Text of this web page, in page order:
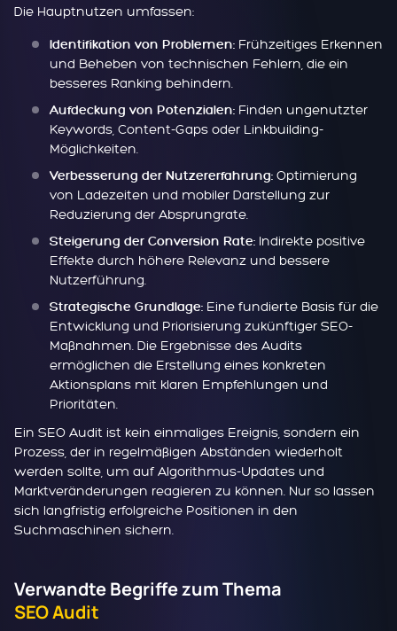
Die Hauptnutzen umfassen:
Identifikation von Problemen: Frühzeitiges Erkennen
und Beheben von technischen Fehlern, die ein
besseres Ranking behindern.
Aufdeckung von Potenzialen: Finden ungenutzter
Keywords, Content-Gaps oder Linkbuilding-
Möglichkeiten.
Verbesserung der Nutzererfahrung: Optimierung
von Ladezeiten und mobiler Darstellung zur
Reduzierung der Absprungrate.
Steigerung der Conversion Rate: Indirekte positive
Effekte durch höhere Relevanz und bessere
Nutzerführung.
Strategische Grundlage: Eine fundierte Basis für die
Entwicklung und Priorisierung zukünftiger SEO-
Maßnahmen. Die Ergebnisse des Audits
ermöglichen die Erstellung eines konkreten
Aktionsplans mit klaren Empfehlungen und
Prioritäten.
Ein SEO Audit ist kein einmaliges Ereignis, sondern ein
Prozess, der in regelmäßigen Abständen wiederholt
werden sollte, um auf Algorithmus-Updates und
Marktveränderungen reagieren zu können. Nur so lassen
sich langfristig erfolgreiche Positionen in den
Suchmaschinen sichern.
Verwandte Begriffe zum Thema
SEO Audit